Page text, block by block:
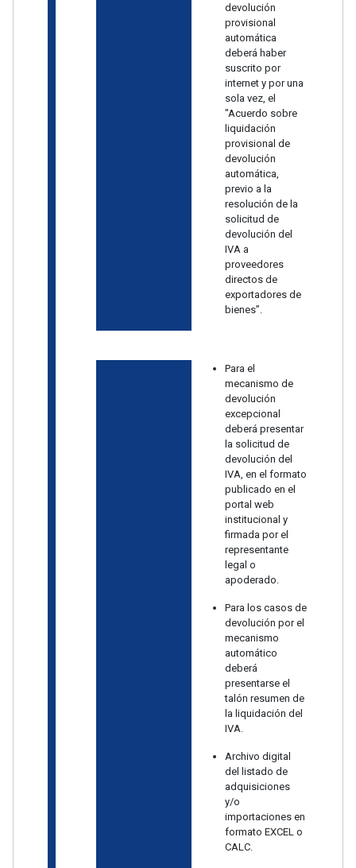
devolución
provisional
automática
deberá haber
suscrito por
internet y por una
sola vez, el
"Acuerdo sobre
liquidación
provisional de
devolución
automática,
previo a la
resolución de la
solicitud de
devolución del
IVA a
proveedores
directos de
exportadores de
bienes”.
Para el
mecanismo de
devolución
excepcional
deberá presentar
la solicitud de
devolución del
IVA, en el formato
publicado en el
portal web
institucional y
firmada por el
representante
legal o
apoderado.
Para los casos de
devolución por el
mecanismo
automático
deberá
presentarse el
talón resumen de
la liquidación del
IVA.
Archivo digital
del listado de
adquisiciones
y/o
importaciones en
formato EXCEL o
CALC.